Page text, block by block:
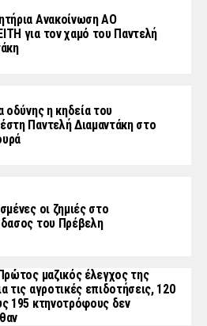
Ανακοίνωση ΑΟ
για τον χαμό του Παντελή
οδύνης η κηδεία του
Παντελή Διαμαντάκη στο
οι ζημιές στο
του Πρέβελη
μαζικός έλεγχος της
τις αγροτικές επιδοτήσεις, 120
195 κτηνοτρόφους δεν